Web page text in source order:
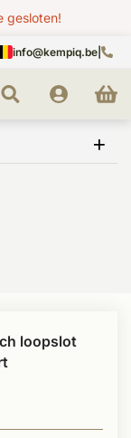
gesloten!
info@kempiq.be
loopslot